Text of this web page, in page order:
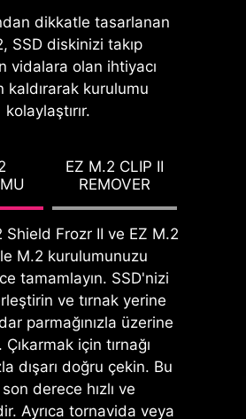
dikkatle tasarlanan
SSD diskinizi takıp
vidalara olan ihtiyacı
kaldırarak kurulumu
kolaylaştırır.
EZ M.2 CLIP II
REMOVER
Shield Frozr II ve EZ M.2
M.2 kurulumunuzu
tamamlayın. SSD'nizi
ve tırnak yerine
parmağınızla üzerine
Çıkarmak için tırnağı
dışarı doğru çekin. Bu
derece hızlı ve
Ayrıca tornavida veya
devre kartının arka
yok ederek kurulum
tasarımı, sıkıştırıcı
sayesinde WiFi
bir şekilde anakarta
DEBUG LED
LED'ler sorunun
belirterek
tekrar çalışır hale
işlemi bazı kullanıcılara
gelebilir. Ancak
BIOS X sayesinde tek
hem işlemci, hem de
hale geliyor. Böylece
sistem performansını
zor anlaşılır ayarlarla
kalmayacaklar.